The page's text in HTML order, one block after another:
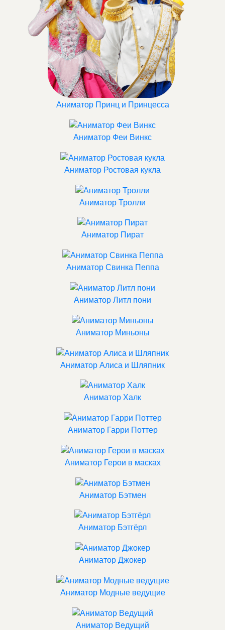
Аниматор Принц и Принцесса
Аниматор Феи Винкс
Аниматор Ростовая кукла
Аниматор Тролли
Аниматор Пират
Аниматор Свинка Пеппа
Аниматор Литл пони
Аниматор Миньоны
Аниматор Алиса и Шляпник
Аниматор Халк
Аниматор Гарри Поттер
Аниматор Герои в масках
Аниматор Бэтмен
Аниматор Бэтгёрл
Аниматор Джокер
Аниматор Модные ведущие
Аниматор Ведущий